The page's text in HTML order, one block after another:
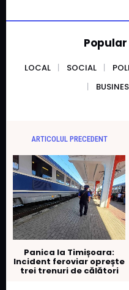
LOCAL SOCIAL
ARTICOLUL PRECEDENT
Panica la Timișoara:
Incident feroviar oprește
trei trenuri de călători